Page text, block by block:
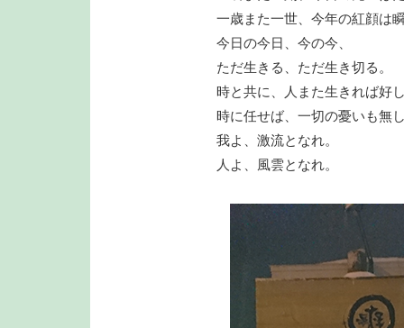
一歳また一世、今年の紅顔は
今日の今日、今の今、
ただ生きる、ただ生き切る。
時と共に、人また生きれば好
時に任せば、一切の憂いも無
我よ、激流となれ。
人よ、風雲となれ。